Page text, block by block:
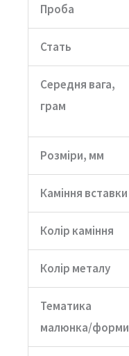
Проба
Стать
Середня вага,
грам
Розміри, мм
Каміння вставки
Колір каміння
Колір металу
Тематика
малюнка/форми